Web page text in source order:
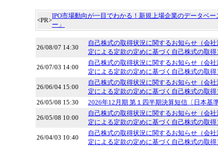
<PR>
IPO市場動向が一目でわかる！新規上場企業のデータベー
ー」
26/08/07 14:30
自己株式の取得状況に関するお知らせ（会
定による定款の定めに基づく自己株式の取得
26/07/03 14:00
自己株式の取得状況に関するお知らせ（会
定による定款の定めに基づく自己株式の取得
26/06/04 15:00
自己株式の取得状況に関するお知らせ（会
定による定款の定めに基づく自己株式の取得
26/05/08 15:30
2026年12月期 第１四半期決算短信〔日本基
26/05/08 10:00
自己株式の取得状況に関するお知らせ（会
定による定款の定めに基づく自己株式の取得
26/04/03 10:40
自己株式の取得状況に関するお知らせ（会
定による定款の定めに基づく自己株式の取得